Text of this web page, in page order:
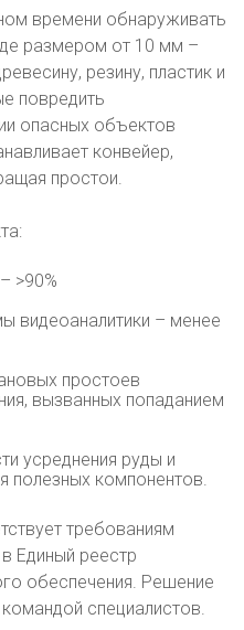
времени обнаруживать
размером от 10 мм –
резину, пластик и
повредить
опасных объектов
конвейер,
простои.
>90%
видеоаналитики – менее
простоев
вызванных попаданием
усреднения руды и
полезных компонентов.
требованиям
Единый реестр
обеспечения. Решение
специалистов.